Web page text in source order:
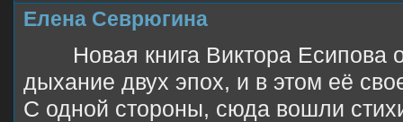
Елена Севрюгина
Новая книга Виктора Есипова
дыхание двух эпох, и в этом её
С одной стороны, сюда вошли